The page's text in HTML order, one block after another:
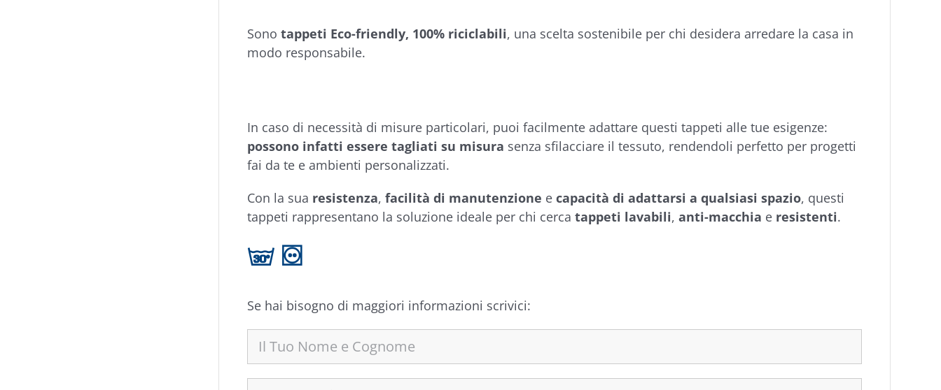
Sono tappeti Eco-friendly, 100% riciclabili, una scelta sostenibile per chi desidera arredare la casa in
modo responsabile.
In caso di necessità di misure particolari, puoi facilmente adattare questi tappeti alle tue esigenze:
possono infatti essere tagliati su misura senza sfilacciare il tessuto, rendendoli perfetto per progetti
fai da te e ambienti personalizzati.
Con la sua resistenza, facilità di manutenzione e capacità di adattarsi a qualsiasi spazio, questi
tappeti rappresentano la soluzione ideale per chi cerca tappeti lavabili, anti-macchia e resistenti.
g W
Se hai bisogno di maggiori informazioni scrivici: